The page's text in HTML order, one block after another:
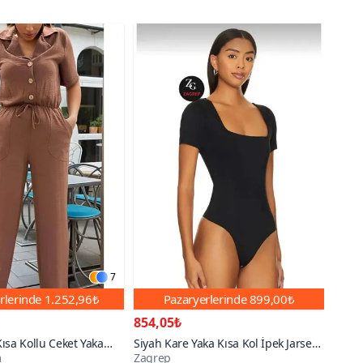
7
1.252,96₺
Kollu Ceket Yaka
Tulum
Pazaryerlerinde899,00₺
854,05₺
Siyah Kare Yaka Kısa Kol İpek Jarse
Bodysuit
Zagrep